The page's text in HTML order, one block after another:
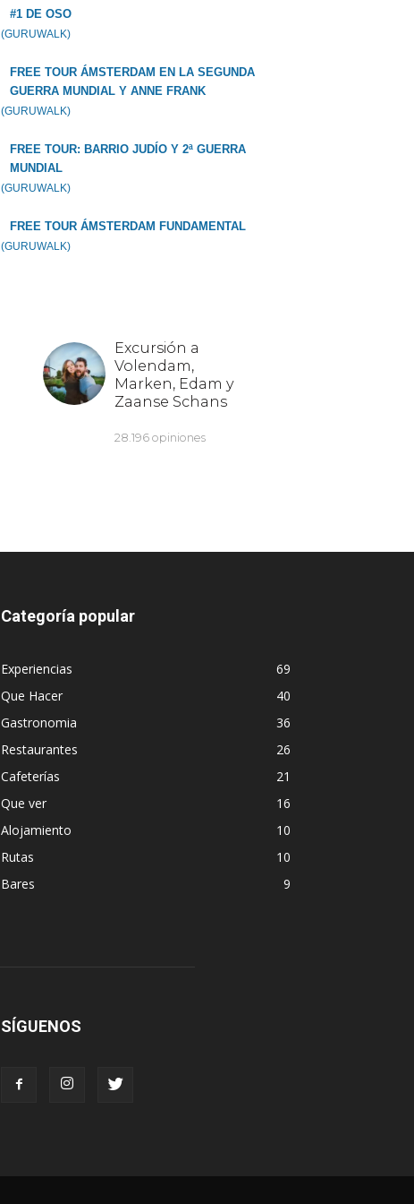
#1 DE OSO
(GURUWALK)
FREE TOUR ÁMSTERDAM EN LA SEGUNDA
GUERRA MUNDIAL Y ANNE FRANK
(GURUWALK)
FREE TOUR: BARRIO JUDÍO Y 2ª GUERRA
MUNDIAL
(GURUWALK)
FREE TOUR ÁMSTERDAM FUNDAMENTAL
(GURUWALK)
Categoría popular
Experiencias
69
Que Hacer
40
Gastronomia
36
Restaurantes
26
Cafeterías
21
Que ver
16
Alojamiento
10
Rutas
10
Bares
9
SÍGUENOS